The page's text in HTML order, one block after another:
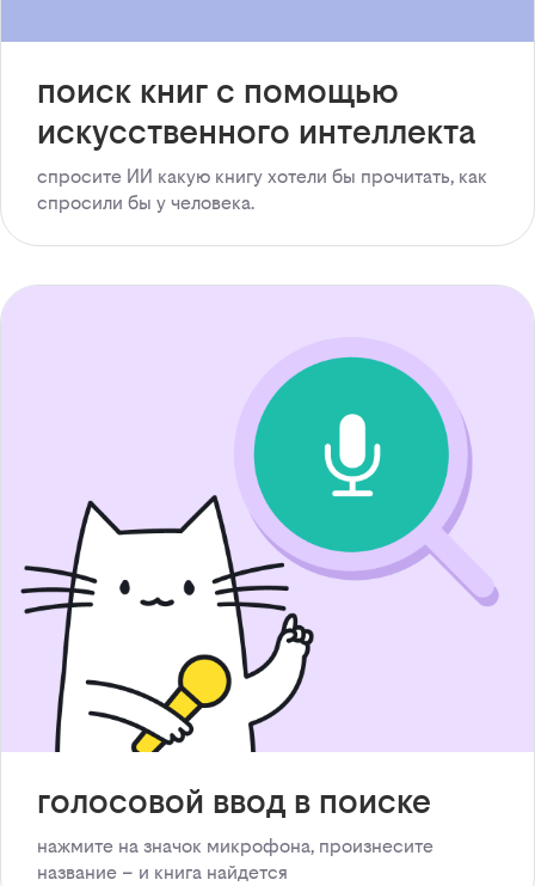
поиск книг с помощью
искусственного интеллекта
спросите ИИ какую книгу хотели бы прочитать, как
спросили бы у человека.
голосовой ввод в поиске
нажмите на значок микрофона, произнесите
название – и книга найдется